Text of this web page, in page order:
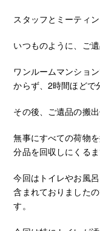
スタッフとミーティ
いつものように、ご
ワンルームマンショ
からず、2時間ほどで
その後、ご遺品の搬出
無事にすべての荷物
分品を回収しにくる
今回はトイレやお風
含まれておりました
す。